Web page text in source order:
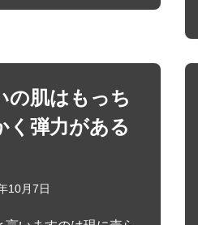
の肌はもっち
く弾力がある
10月7日